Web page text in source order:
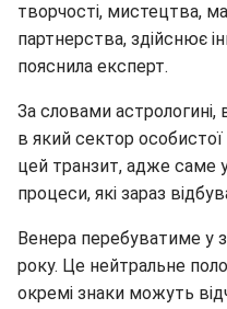
творчості, мистецтва,
партнерства, здійснює
пояснила експерт.
За словами астрологині,
в який сектор
цей транзит, адже саме
процеси, які зараз
Венера перебуватиме у
року. Це нейтральне
окремі знаки можуть